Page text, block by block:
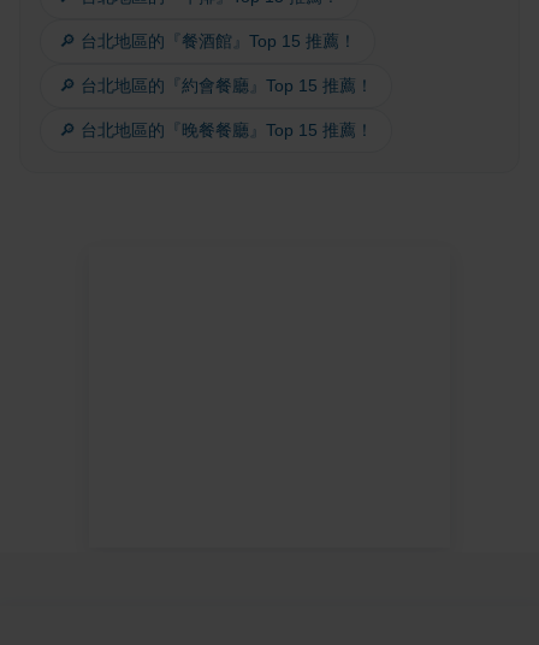
🔎 台北地區的『餐酒館』Top 15 推薦！
🔎 台北地區的『約會餐廳』Top 15 推薦！
🔎 台北地區的『晚餐餐廳』Top 15 推薦！